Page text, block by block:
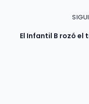
El Infantil B rozó el